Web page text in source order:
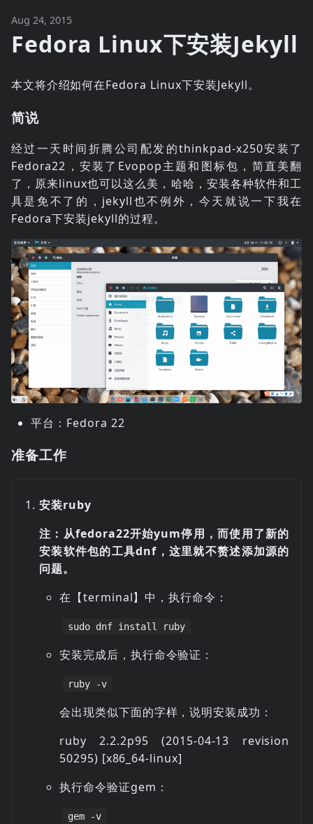
Aug 24, 2015
Fedora Linux下安装Jekyll
本文将介绍如何在Fedora Linux下安装Jekyll。
简说
经过一天时间折腾公司配发的thinkpad-x250安装了
Fedora22，安装了Evopop主题和图标包，简直美翻
了，原来linux也可以这么美，哈哈，安装各种软件和工
具是免不了的，jekyll也不例外，今天就说一下我在
Fedora下安装jekyll的过程。
平台：Fedora 22
准备工作
安装ruby
注：从fedora22开始yum停用，而使用了新的
安装软件包的工具dnf，这里就不赘述添加源的
问题。
在【terminal】中，执行命令：
sudo dnf install ruby
安装完成后，执行命令验证：
ruby -v
会出现类似下面的字样，说明安装成功：
ruby 2.2.2p95 (2015-04-13 revision
50295) [x86_64-linux]
执行命令验证gem：
gem -v